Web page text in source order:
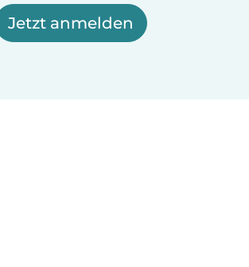
Jetzt anmelden